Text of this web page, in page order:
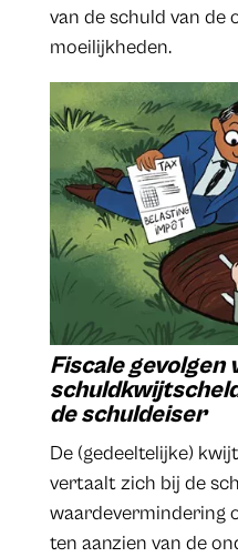
van de schuld van de
moeilijkheden.
Fiscale gevolgen
de schuldeiser
De (gedeeltelijke)
vertaalt zich bij de
waardevermindering
ten aanzien van de